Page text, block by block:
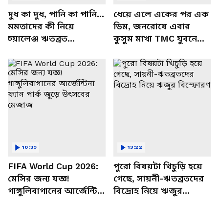
দুধ কা দুধ, পানি কা পানি...
মমতাদের কী নিয়ে
চ্য়ালেঞ্জ ঋতব্রত
ধেয়ে এলে একের পর এক
ডিম, জনরোষে এবার
কুসুম মাখা TMC যুবনেতা
FIFA World Cup 2026:
মেসির জন্য যজ্ঞ!
গাঙ্গুলিবাগানের আর্জেন্টিনা
10:39
পুরো বিষয়টা খিচুড়ি হয়ে
গেছে, সায়নী-ঋতব্রতদের
বিদ্রোহ নিয়ে ঋজুর
13:22